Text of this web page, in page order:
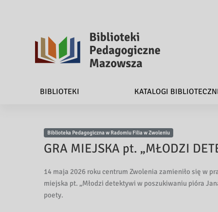
b
i
t
BIBLIOTEKI KATALOGI
Biblioteka Pedagogiczna w Radomiu Filia w Zwoleniu
GRA MIEJSKA pt. „MŁODZI
14 maja 2026 roku centrum Zwolenia zamieniło się w
miejska pt. „Młodzi detektywi w poszukiwaniu pióra
poety.